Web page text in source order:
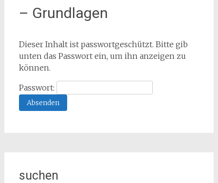
– Grundlagen
Dieser Inhalt ist passwortgeschützt. Bitte gib
unten das Passwort ein, um ihn anzeigen zu
können.
Passwort:
suchen